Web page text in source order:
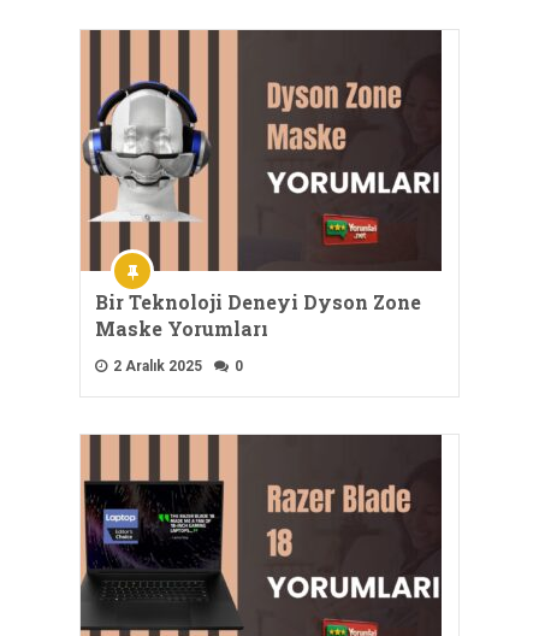
Bir Teknoloji Deneyi Dyson Zone
Maske Yorumları
2 Aralık 2025 0